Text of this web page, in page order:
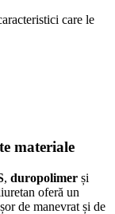
care le
materiale
, duropolimer și
oferă un
de manevrat și de